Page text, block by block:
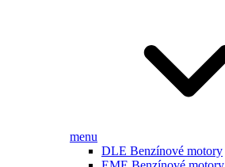
menu
DLE Benzínové motory